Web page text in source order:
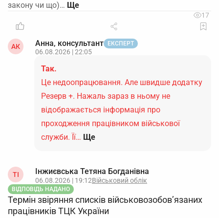
закону чи що)…
17
АК Анна, консультант ЕКСПЕРТ
06.08.2026 | 22:05
Так.
Це недоопрацювання. Але швидше додатку
Резерв +. Нажаль зараз в ньому не
відображається інформація про
проходження працівником військової
служби. Її… Ще
ТІ Інжиєвська Тетяна Богданівна
06.08.2026 | 19:12Військовий облік
ВІДПОВІДЬ НАДАНО
Термін звіряння списків військовозобов’язаних
працівників ТЦК України